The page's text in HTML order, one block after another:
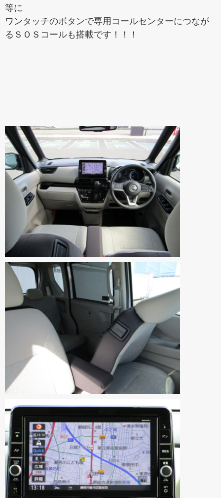
等に
ワンタッチのボタンで専用コールセンターにつなが
るＳＯＳコールも搭載です！！！